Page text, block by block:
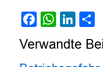
Facebook
Verwandte